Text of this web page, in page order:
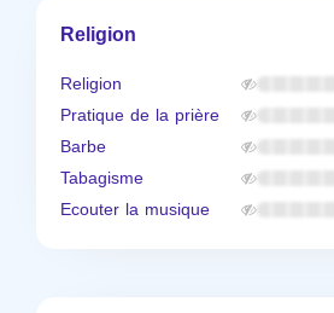
Religion
Religion
Pratique de la prière
Barbe
Tabagisme
Ecouter la musique